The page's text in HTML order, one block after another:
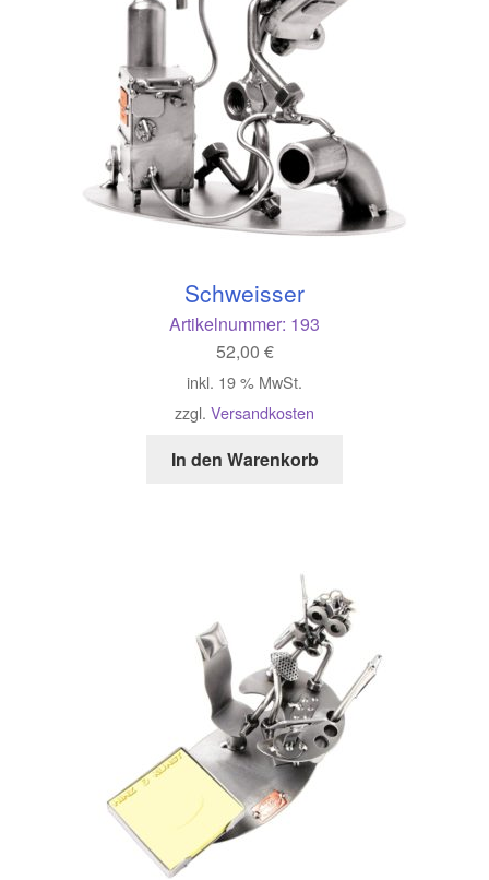
Schweisser
Artikelnummer: 193
52,00 €
inkl. 19 % MwSt.
zzgl. Versandkosten
In den Warenkorb